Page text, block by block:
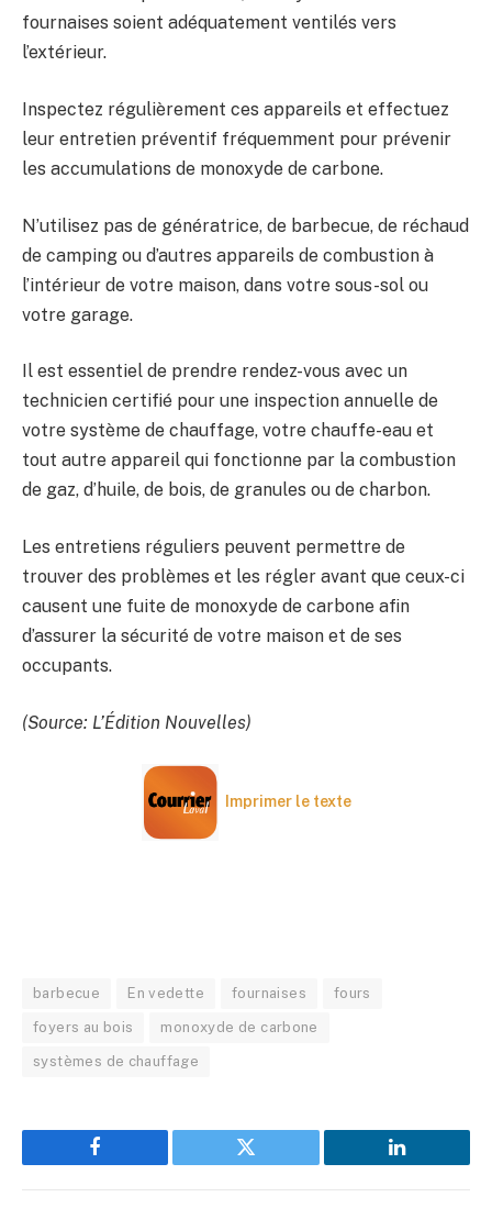
fournaises soient adéquatement ventilés vers
l’extérieur.
Inspectez régulièrement ces appareils et effectuez
leur entretien préventif fréquemment pour prévenir
les accumulations de monoxyde de carbone.
N’utilisez pas de génératrice, de barbecue, de réchaud
de camping ou d’autres appareils de combustion à
l’intérieur de votre maison, dans votre sous-sol ou
votre garage.
Il est essentiel de prendre rendez-vous avec un
technicien certifié pour une inspection annuelle de
votre système de chauffage, votre chauffe-eau et
tout autre appareil qui fonctionne par la combustion
de gaz, d’huile, de bois, de granules ou de charbon.
Les entretiens réguliers peuvent permettre de
trouver des problèmes et les régler avant que ceux-ci
causent une fuite de monoxyde de carbone afin
d’assurer la sécurité de votre maison et de ses
occupants.
(Source: L’Édition Nouvelles)
Imprimer le texte
barbecue En vedette fournaises fours
foyers au bois monoxyde de carbone
systèmes de chauffage
Facebook Twitter LinkedIn